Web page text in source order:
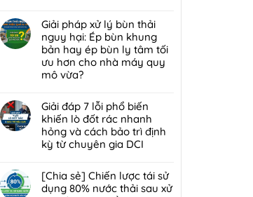
có
bình
luận
ở
[Giải
pháp]
nghệ
Biofilter
kết
hợp
lọc:
Xử
Giải pháp xử lý bùn thải
nguy hại: Ép bùn khung
bản hay ép bùn ly tâm tối
ưu hơn cho nhà máy quy
mô vừa?
có
bình
luận
ở
Giải
xử
lý
Giải đáp 7 lỗi phổ biến
khiến lò đốt rác nhanh
hỏng và cách bảo trì định
kỳ từ chuyên gia DCI
có
bình
[Chia sẻ] Chiến lược tái sử
dụng 80% nước thải sau xử